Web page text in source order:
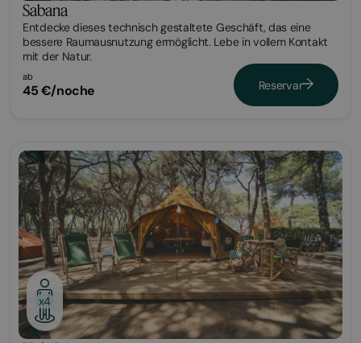
Sabana
Entdecke dieses technisch gestaltete Geschäft, das eine
bessere Raumausnutzung ermöglicht. Lebe in vollem Kontakt
mit der Natur.
ab
45 €/noche Reservar
Glamping
x4